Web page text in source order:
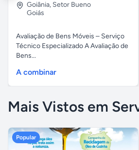
Goiânia, Setor Bueno
Goiás
Avaliação de Bens Móveis – Serviço
Técnico Especializado A Avaliação de
Bens...
A combinar
Mais Vistos em
Popular